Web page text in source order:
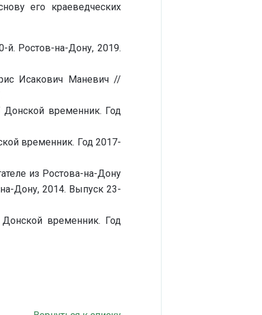
его краеведческих
Ростов-на-Дону, 2019.
Исакович Маневич //
временник. Год
временник. Год 2017-
из Ростова-на-Дону
Дону, 2014. Выпуск 23-
временник. Год